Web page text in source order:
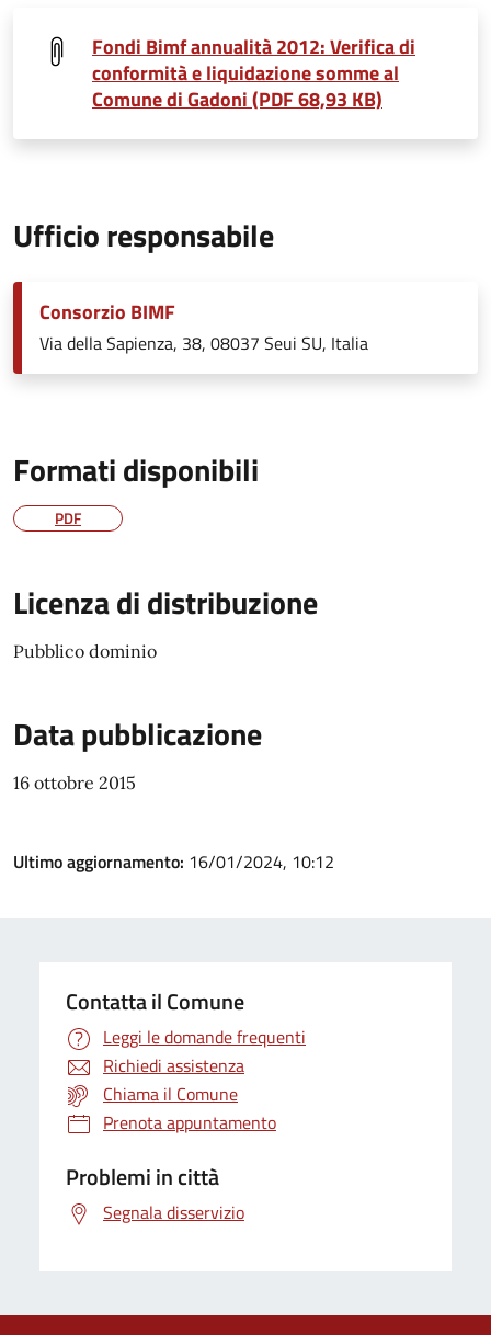
Fondi Bimf annualità 2012: Verifica di
conformità e liquidazione somme al
Comune di Gadoni (PDF 68,93 KB)
Ufficio responsabile
Consorzio BIMF
Via della Sapienza, 38, 08037 Seui SU, Italia
Formati disponibili
PDF
Licenza di distribuzione
Pubblico dominio
Data pubblicazione
16 ottobre 2015
Ultimo aggiornamento: 16/01/2024, 10:12
Contatta il Comune
Leggi le domande frequenti
Richiedi assistenza
Chiama il Comune
Prenota appuntamento
Problemi in città
Segnala disservizio